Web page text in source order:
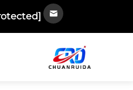
[email protected]